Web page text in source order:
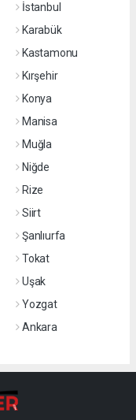
İstanbul
Karabük
Kastamonu
Kırşehir
Konya
Manisa
Muğla
Niğde
Rize
Siirt
Şanlıurfa
Tokat
Uşak
Yozgat
Ankara